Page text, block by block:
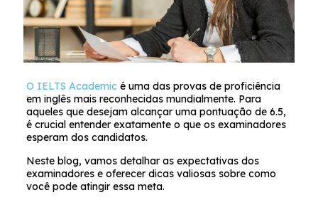
O IELTS Academicé uma das provas de proficiência
em inglês mais reconhecidas mundialmente. Para
aqueles que desejam alcançar uma pontuação de 6.5,
é crucial entender exatamente o que os examinadores
esperam dos candidatos.
Neste blog, vamos detalhar as expectativas dos
examinadores e oferecer dicas valiosas sobre como
você pode atingir essa meta.